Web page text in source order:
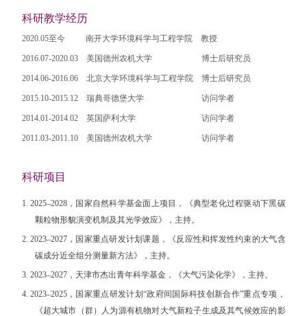
科研教学经历
2020.05至今 南开大学环境科学与工程学院 教授
2016.07-2020.03 美国德州农机大学 博士后研究员
2014.06-2016.06 北京大学环境科学与工程学院 博士后研究员
2015.10-2015.12 瑞典哥德堡大学 访问学者
2014.01-2014.02 英国萨利大学 访问学者
2011.03-2011.10 美国德州农机大学 访问学者
科研项目
1. 2025–2028，国家自然科学基金面上项目，《典型老化过程驱动下黑碳
颗粒物形貌演变机制及其光学效应》，主持。
2. 2023–2027，国家重点研发计划课题，《反应性和挥发性约束的大气含
碳成分近全组分测量新方法》，主持。
3. 2023–2027，天津市杰出青年科学基金，《大气污染化学》，主持。
4. 2023–2025，国家重点研发计划“政府间国际科技创新合作”重点专项，
《超大城市（群）人为源有机物对大气新粒子生成及其气候效应的影